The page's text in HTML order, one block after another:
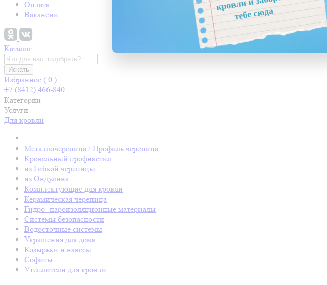
Оплата
Вакансии
Каталог
Искать
Избранное ( 0 )
+7 (8412) 466-840
Категории
Услуги
Для кровли
Металлочерепица / Профиль черепица
Кровельный профнастил
из Гибкой черепицы
из Ондулина
Комплектующие для кровли
Керамическая черепица
Гидро- пароизоляционные материалы
Системы безопасности
Водосточные системы
Украшения для дома
Козырьки и навесы
Софиты
Утеплители для кровли